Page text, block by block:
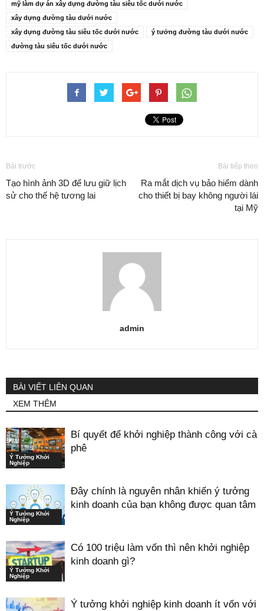
mỹ làm dự án xây dựng đường tàu siêu tốc dưới nước
xây dựng đường tàu dưới nước
xây dựng đường tàu siêu tốc dưới nước
ý tưởng đường tàu dưới nước
đường tàu siêu tốc dưới nước
Bài trước
Tạo hình ảnh 3D để lưu giữ lịch
sử cho thế hệ tương lai
Bài tiếp theo
Ra mắt dịch vụ bảo hiểm dành
cho thiết bị bay không người lái
tại Mỹ
admin
BÀI VIẾT LIÊN QUAN
XEM THÊM
Ý Tưởng Khởi
Nghiệp
Bí quyết để khởi nghiệp thành công với cà
phê
Ý Tưởng Khởi
Nghiệp
Đây chính là nguyên nhân khiến ý tưởng
kinh doanh của bạn không được quan tâm
Ý Tưởng Khởi
Nghiệp
Có 100 triệu làm vốn thì nên khởi nghiệp
kinh doanh gì?
Ý tưởng khởi nghiệp kinh doanh ít vốn với